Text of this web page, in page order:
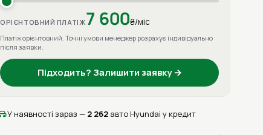
ОРІЄНТОВНИЙ ПЛАТІЖ7 600₴/міс
Платіж орієнтовний. Точні умови менеджер розрахує індивідуально
після заявки.
Підходить? Залишити заявку →
У наявності зараз — 2 262 авто Hyundai у кредит